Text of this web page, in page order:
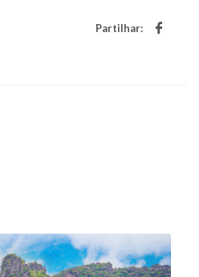
Partilhar: